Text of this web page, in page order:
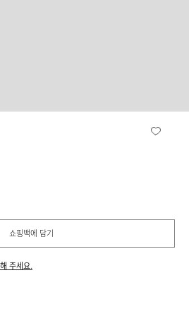
쇼핑백에 담기
주세요.